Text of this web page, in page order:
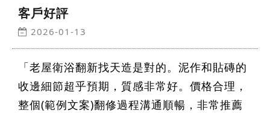
客戶好評
2026-01-13
「老屋衛浴翻新找天造是對的。泥作和貼磚的
收邊細節超乎預期，質感非常好。價格合理，
整個(範例文案)翻修過程溝通順暢，非常推薦